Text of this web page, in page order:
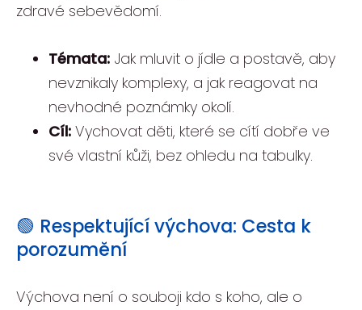
zdravé sebevědomí.
Témata: Jak mluvit o jídle a postavě, aby
nevznikaly komplexy, a jak reagovat na
nevhodné poznámky okolí.
Cíl: Vychovat děti, které se cítí dobře ve
své vlastní kůži, bez ohledu na tabulky.
🟢 Respektující výchova: Cesta k
porozumění
Výchova není o souboji kdo s koho, ale o